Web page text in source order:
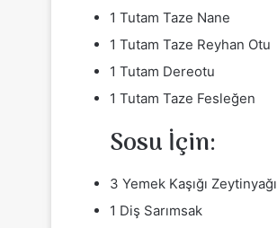
1 Tutam Taze Nane
1 Tutam Taze Reyhan Otu
1 Tutam Dereotu
1 Tutam Taze Fesleğen
Sosu İçin:
3 Yemek Kaşığı Zeytinyağı
1 Diş Sarımsak